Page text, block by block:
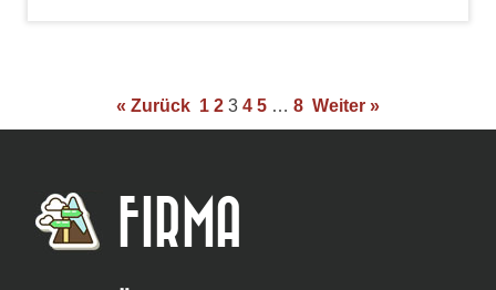
« Zurück 1 2 3 4 5 … 8 Weiter »
FIRMA